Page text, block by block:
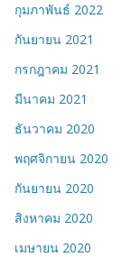
กุมภาพันธ์ 2022
กันยายน 2021
กรกฎาคม 2021
มีนาคม 2021
ธันวาคม 2020
พฤศจิกายน 2020
กันยายน 2020
สิงหาคม 2020
เมษายน 2020